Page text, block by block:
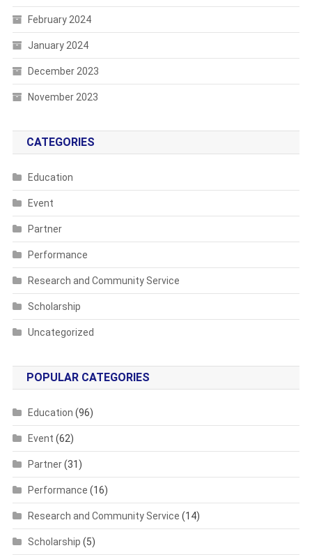
February 2024
January 2024
December 2023
November 2023
CATEGORIES
Education
Event
Partner
Performance
Research and Community Service
Scholarship
Uncategorized
POPULAR CATEGORIES
Education (96)
Event (62)
Partner(31)
Performance (16)
Research and Community Service (14)
Scholarship (5)